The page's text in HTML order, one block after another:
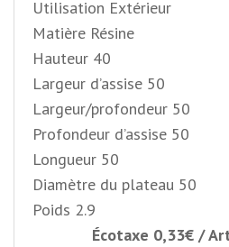
Utilisation Extérieur
Matière Résine
Hauteur 40
Largeur d’assise 50
Largeur/profondeur 50
Profondeur d’assise 50
Longueur 50
Diamètre du plateau 50
Poids 2.9
Écotaxe 0,33€ /